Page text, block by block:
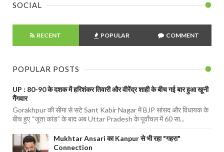
SOCIAL
RECENT POPULAR COMMENT
POPULAR POSTS
UP : 80-90 के दशक में हरिशंकर तिवारी और वीरेंद्र शाही के बीच गई बार हुआ खूनी
गैंगवार
Gorakhpur की सीमा से सटे Sant Kabir Nagar में BJP सांसद और विधायक के
बीच हुए “जूता कांड” के बाद अब Uttar Pradesh के पूर्वांचल में 60 सा...
Mukhtar Ansari का Kanpur से भी रहा "गहरा"
Connection